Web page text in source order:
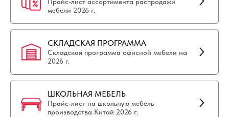
мебели 2026 г.
СКЛАДСКАЯ ПРОГРАММА
Складская программа офисной мебели на
2026 г.
ШКОЛЬНАЯ МЕБЕЛЬ
Прайс-лист на школьную мебель
производства Китай 2026 г.